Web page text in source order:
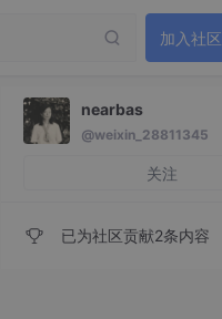
加入社区
nearbas
@weixin_28811345
关注
已为社区贡献2条内容